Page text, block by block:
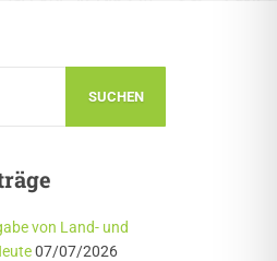
von Land- und
07/07/2026